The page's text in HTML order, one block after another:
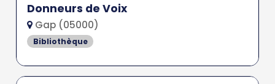
Donneurs de Voix
Gap (05000)
Bibliothèque